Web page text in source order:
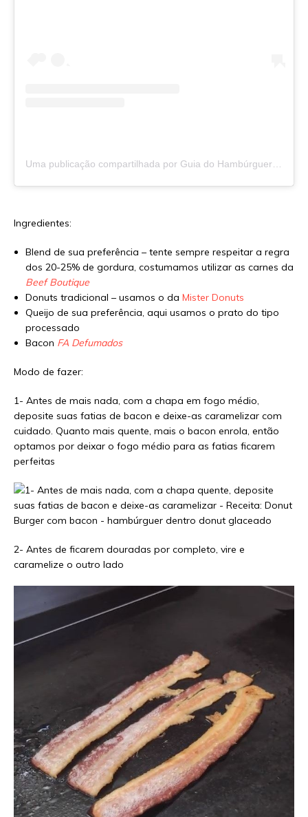
Ingredientes:
Blend de sua preferência – tente sempre respeitar a regra
dos 20-25% de gordura, costumamos utilizar as carnes da
Beef Boutique
Donuts tradicional – usamos o da Mister Donuts
Queijo de sua preferência, aqui usamos o prato do tipo
processado
Bacon FA Defumados
Modo de fazer:
1- Antes de mais nada, com a chapa em fogo médio,
deposite suas fatias de bacon e deixe-as caramelizar com
cuidado. Quanto mais quente, mais o bacon enrola, então
optamos por deixar o fogo médio para as fatias ficarem
perfeitas
2- Antes de ficarem douradas por completo, vire e
caramelize o outro lado